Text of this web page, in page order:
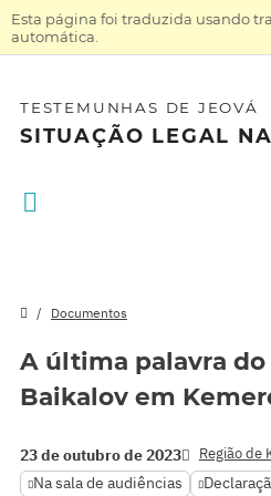
Esta página foi traduzida usando
automática.
TESTEMUNHAS DE JEOVÁ
SITUAÇÃO LEGAL
Documentos
A última palavra
Baikalov em
23 de outubro de 2023 Região de
Na sala de audiências